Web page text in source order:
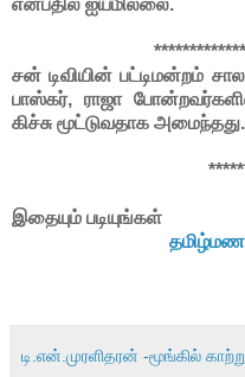
என்பதில் ஐயமில்லை.
சன் டிவியின் பட்டிமன்றம்
பாஸ்கர், ராஜா
கிச்சு மூட்டுவதாக
இதையும் படியுங்கள்
டி.என்.முரளிதரன் -மூங்கில்